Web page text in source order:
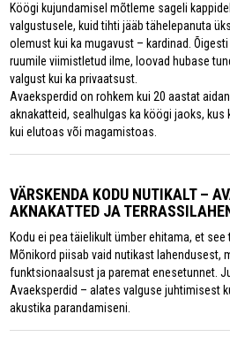
Köögi kujundamisel mõtleme sageli
valgustusele, kuid tihti jääb tähelepanuta
olemust kui ka mugavust – kardinad.
ruumile viimistletud ilme, loovad hubase
valgust kui ka privaatsust.
Avaeksperdid on rohkem kui 20 aastat
aknakatteid, sealhulgas ka köögi jaoks,
kui elutoas või magamistoas.
VÄRSKENDA KODU NUTIKALT –
AKNAKATTED JA
Kodu ei pea täielikult ümber ehitama, et
Mõnikord piisab vaid nutikast lahendusest,
funktsionaalsust ja paremat enesetunnet.
Avaeksperdid – alates valguse juhtimisest
akustika parandamiseni.